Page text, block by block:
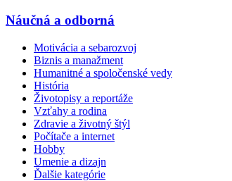
Náučná a odborná
Motivácia a sebarozvoj
Biznis a manažment
Humanitné a spoločenské vedy
História
Životopisy a reportáže
Vzťahy a rodina
Zdravie a životný štýl
Počítače a internet
Hobby
Umenie a dizajn
Ďalšie kategórie